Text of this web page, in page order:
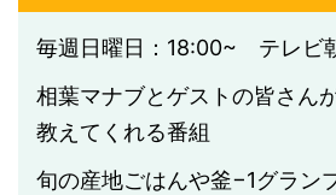
毎週日曜日：18:00~ テレビ
相葉マナブとゲストの皆さん
教えてくれる番組
旬の産地ごはんや釜−1グラン